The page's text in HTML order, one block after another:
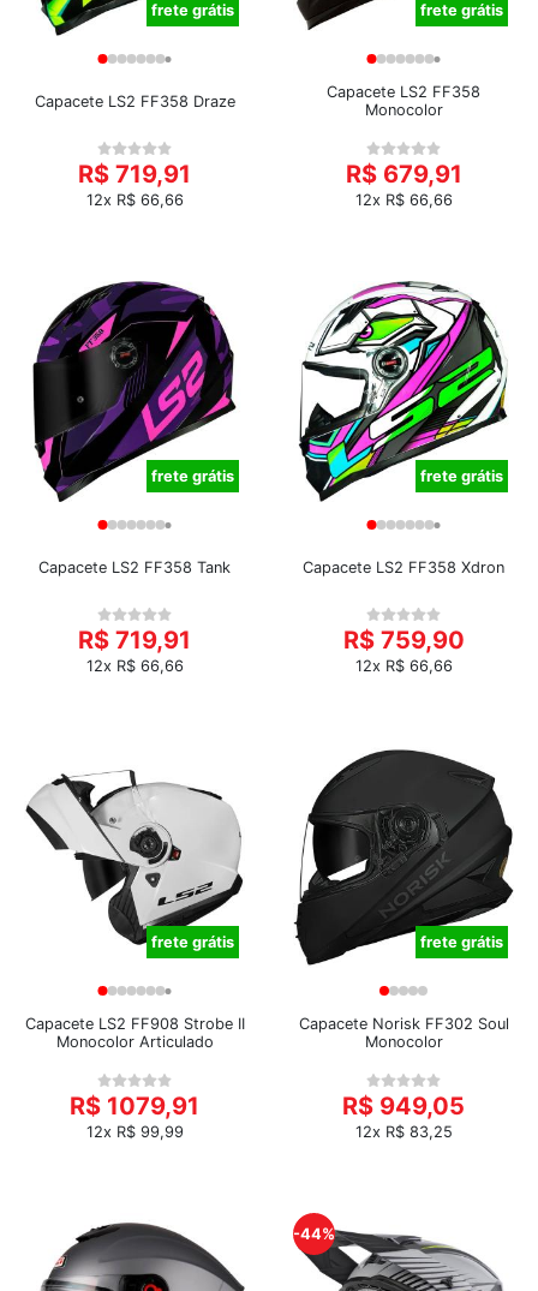
frete grátis
Capacete LS2 FF358 Draze
R$ 719,91
12x R$ 66,66
frete grátis
Capacete LS2 FF358
Monocolor
R$ 679,91
12x R$ 66,66
frete grátis
Capacete LS2 FF358 Tank
R$ 719,91
12x R$ 66,66
frete grátis
Capacete LS2 FF358 Xdron
R$ 759,90
12x R$ 66,66
frete grátis
Capacete LS2 FF908 Strobe II
Monocolor Articulado
R$ 1079,91
12x R$ 99,99
frete grátis
Capacete Norisk FF302 Soul
Monocolor
R$ 949,05
12x R$ 83,25
-44%